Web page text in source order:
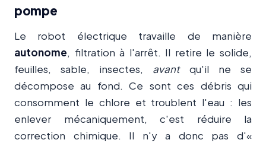
pompe
Le robot électrique travaille de manière
autonome, filtration à l'arrêt. Il retire le solide,
feuilles, sable, insectes, avantqu'il ne se
décompose au fond. Ce sont ces débris qui
consomment le chlore et troublent l'eau : les
enlever mécaniquement, c'est réduire la
correction chimique. Il n'y a donc pas d'«